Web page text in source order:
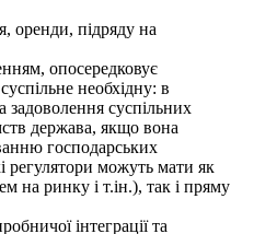
оренди, підряду на
опосередковує
необхідну: в
задоволення суспільних
держава, якщо вона
господарських
регулятори можуть мати як
на ринку і т.ін.), так і пряму
інтеграції та